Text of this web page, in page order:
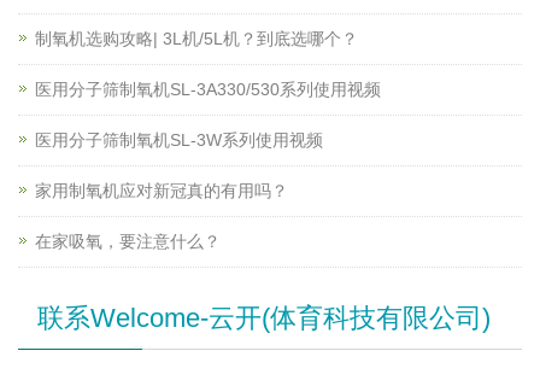
制氧机选购攻略| 3L机/5L机？到底选哪个？
医用分子筛制氧机SL-3A330/530系列使用视频
医用分子筛制氧机SL-3W系列使用视频
家用制氧机应对新冠真的有用吗？
在家吸氧，要注意什么？
联系Welcome-云开(体育科技有限公司)